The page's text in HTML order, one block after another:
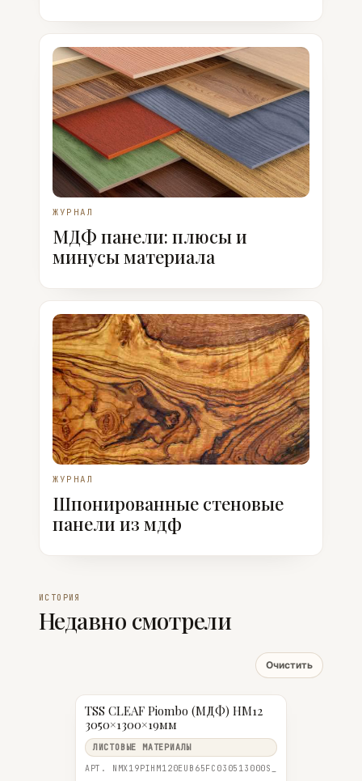
ЖУРНАЛ
МДФ панели: плюсы и
минусы материала
ЖУРНАЛ
Шпонированные стеновые
панели из мдф
ИСТОРИЯ
Недавно смотрели
Очистить
TSS CLEAF Piombo (МДФ) HM12
3050×1300×19мм
ЛИСТОВЫЕ МАТЕРИАЛЫ
АРТ. NMX19PIHM120EUB65FC030513000S_